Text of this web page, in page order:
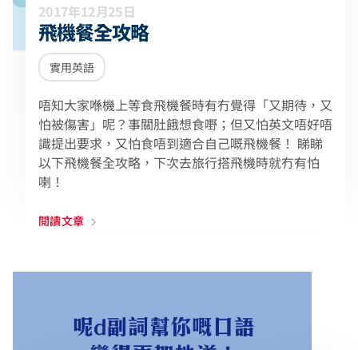
2017年12月25日
飛機餐全攻略
實用英語
唔知大家喺機上等食飛機餐時有冇覺得「又期待，又
怕被傷害」呢？事關肚餓想食嘢；但又怕英文唔好唔
識提出要求，又怕食唔到適合自己嘅飛機餐！ 睇睇
以下飛機餐全攻略，下次去旅行搭飛機時就冇有怕
喇！
閱讀文章